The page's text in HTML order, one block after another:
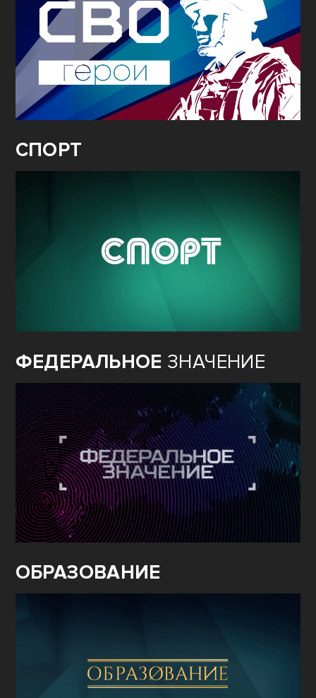
СПОРТ
ФЕДЕРАЛЬНОЕ ЗНАЧЕНИЕ
ОБРАЗОВАНИЕ